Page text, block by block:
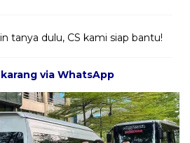
tanya dulu, CS kami siap bantu!
via WhatsApp